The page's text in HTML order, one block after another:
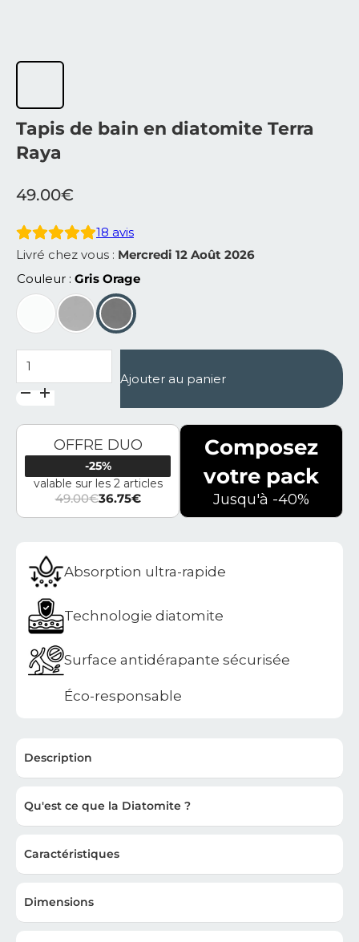
Tapis de bain en diatomite Terra
Raya
49.00€
18 avis
Livré chez vous : Mercredi 12 Août 2026
Couleur Gris Orage
quantité de Tapis de bain en diatomite Terra Raya
Ajouter au panier
OFFRE DUO
-25%
valable sur les 2 articles
49.00€
Le prix initial était : 49.00€.
36.75€
Le prix actuel est : 36.75€.
Composez
votre pack
Jusqu'à -40%
Absorption ultra-rapide
Technologie diatomite
Surface antidérapante sécurisée
Éco-responsable
Description
Qu'est ce que la Diatomite ?
Caractéristiques
Dimensions